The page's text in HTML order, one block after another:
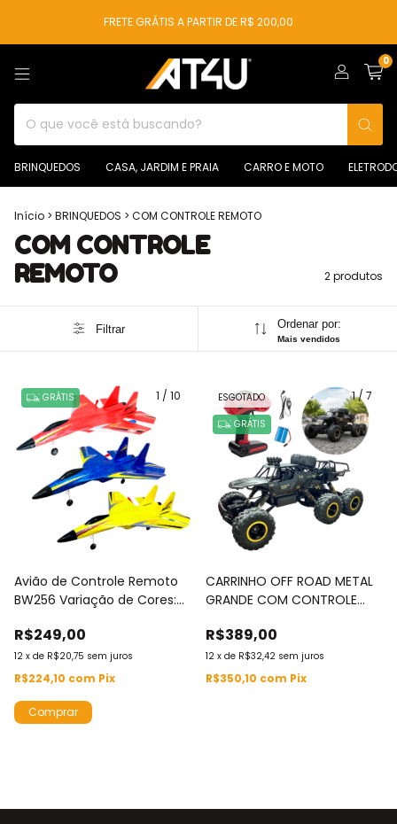
FRETE GRÁTIS A PARTIR DE R$ 200,00
0
BRINQUEDOS CASA, JARDIM E PRAIA CARRO E MOTO
Início > BRINQUEDOS > COM CONTROLE REMOTO
COM CONTROLE
REMOTO
2 produtos
Filtrar Ordenar por:
Mais vendidos
1 / 10
GRÁTIS
Avião de Controle Remoto
BW256 Variação de Cores:
R$249,00
12 x de R$20,75 sem juros
R$224,10 com Pix
Comprar
1/ 7
ESGOTADO
GRÁTIS
CARRINHO OFF ROAD METAL
GRANDE COM CONTROLE
- BW358
R$389,00
12 x de R$32,42 sem juros
R$350,10 com Pix